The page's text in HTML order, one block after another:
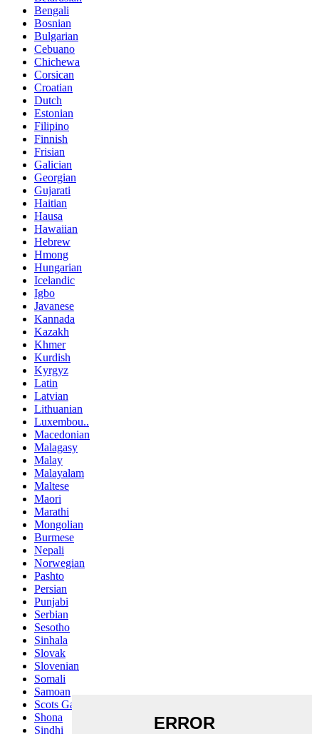
Bengali
Bosnian
Bulgarian
Cebuano
Chichewa
Corsican
Croatian
Dutch
Estonian
Filipino
Finnish
Frisian
Galician
Georgian
Gujarati
Haitian
Hausa
Hawaiian
Hebrew
Hmong
Hungarian
Icelandic
Igbo
Javanese
Kannada
Kazakh
Khmer
Kurdish
Kyrgyz
Latin
Latvian
Lithuanian
Luxembou..
Macedonian
Malagasy
Malay
Malayalam
Maltese
Maori
Marathi
Mongolian
Burmese
Nepali
Norwegian
Pashto
Persian
Punjabi
Serbian
Sesotho
Sinhala
Slovak
Slovenian
Somali
Samoan
Scots Gaelic
Shona
Sindhi